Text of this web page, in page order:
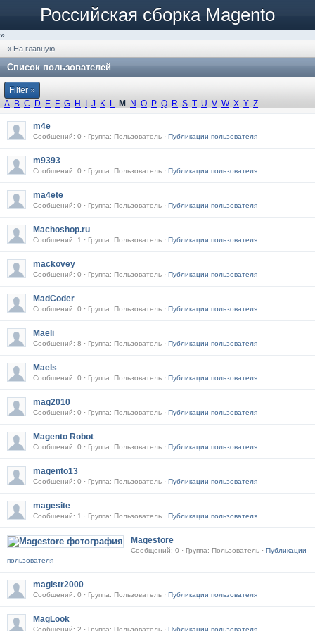
Российская сборка Magento
»
« На главную
Список пользователей
Filter »
A B C D E F G H J K L M N O P Q R S T U V W X Y Z
m4e
Сообщений: 0 · Группа: Пользователь · Публикации пользователя
m9393
Сообщений: 0 · Группа: Пользователь · Публикации пользователя
ma4ete
Сообщений: 0 · Группа: Пользователь · Публикации пользователя
Machoshop.ru
Сообщений: 1 · Группа: Пользователь · Публикации пользователя
mackovey
Сообщений: 0 · Группа: Пользователь · Публикации пользователя
MadCoder
Сообщений: 0 · Группа: Пользователь · Публикации пользователя
Maeli
Сообщений: 8 · Группа: Пользователь · Публикации пользователя
Maels
Сообщений: 0 · Группа: Пользователь · Публикации пользователя
mag2010
Сообщений: 0 · Группа: Пользователь · Публикации пользователя
Magento Robot
Сообщений: 0 · Группа: Пользователь · Публикации пользователя
magento13
Сообщений: 0 · Группа: Пользователь · Публикации пользователя
magesite
Сообщений: 1 · Группа: Пользователь · Публикации пользователя
Magestore
Сообщений: 0 · Группа: Пользователь · Публикации
пользователя
magistr2000
Сообщений: 0 · Группа: Пользователь · Публикации пользователя
MagLook
Сообщений: 2 · Группа: Пользователь · Публикации пользователя